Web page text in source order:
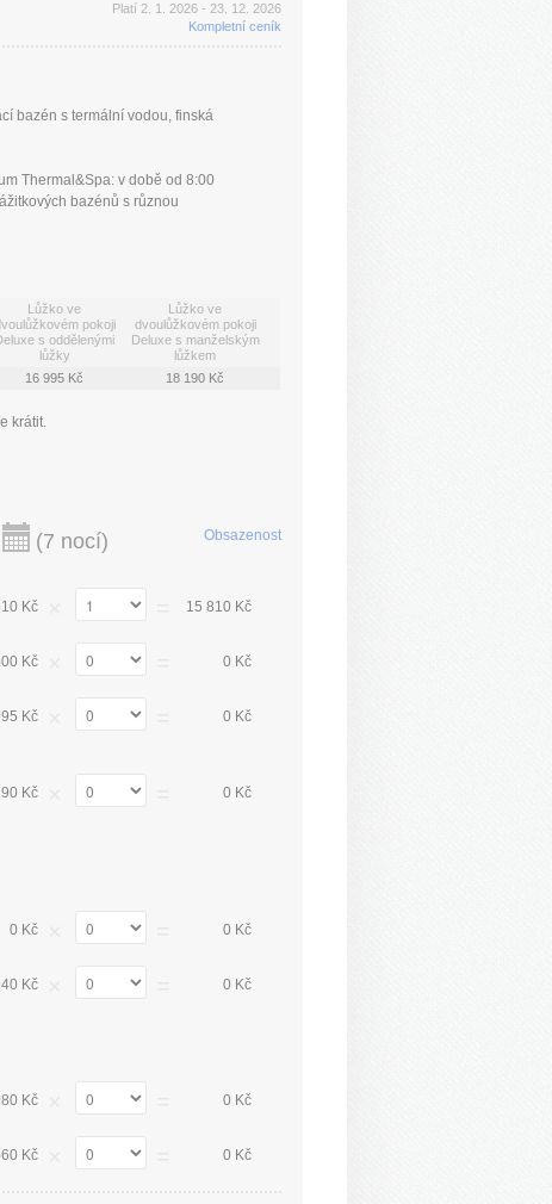
Platí 2. 1. 2026 - 23. 12. 2026
Kompletní ceník
bazén s termální vodou, finská
Thermal&Spa: v době od 8:00
bazénů s různou
Lůžko ve
pokoji
s oddělenými
lůžky
Lůžko ve
dvoulůžkovém pokoji
Deluxe s manželským
lůžkem
16 995 Kč 18 190 Kč
krátit.
Obsazenost
(7 nocí)
Kč 15 810 Kč
Kč 0 Kč
Kč 0 Kč
Kč 0 Kč
0 Kč 0 Kč
Kč 0 Kč
Kč 0 Kč
Kč 0 Kč